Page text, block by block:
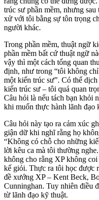
trúc sư phần mềm, nhưng
xử với tôi bằng sự tôn trọng
người khác.
Trong phần mềm, thuật ngữ
phần mềm bất cứ thuật ngữ
vậy thì một cách tổng quan
định, như trong “tôi không
một kiến trúc sư”. Có thể
kiến trúc sư – tôi quá quan
Câu hỏi là nếu tách bạn khỏi
khi muốn thực hành lãnh đạo
Câu hỏi này tạo ra cảm xúc
giận dữ khi nghĩ rằng họ
“Không có chỗ cho những
lời kêu ca mà tôi thường
không cho rằng XP không
kế giỏi. Thực ra tôi học được
đề xướng XP – Kent Beck,
Cunninghan. Tuy nhiên điều
từ lãnh đạo kỹ thuật.